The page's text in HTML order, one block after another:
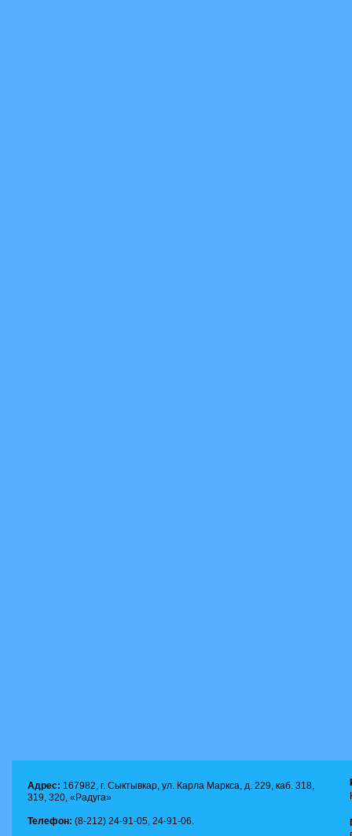
Адрес: 167982, г. Сыктывкар, ул. Карла Маркса, д. 229, каб. 318,
319, 320, «Радуга»
Телефон: (8-212) 24-91-05, 24-91-06.